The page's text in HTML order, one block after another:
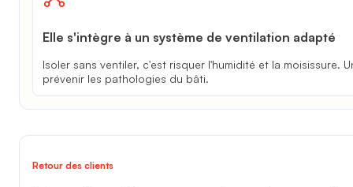
Elle s'intègre à un système de ventilation adapté
Isoler sans ventiler, c'est risquer l'humidité et la
prévenir les pathologies du bâti.
Retour des clients